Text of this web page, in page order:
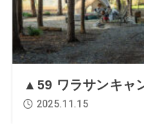
▲59 ワラサンキャ
2025.11.15